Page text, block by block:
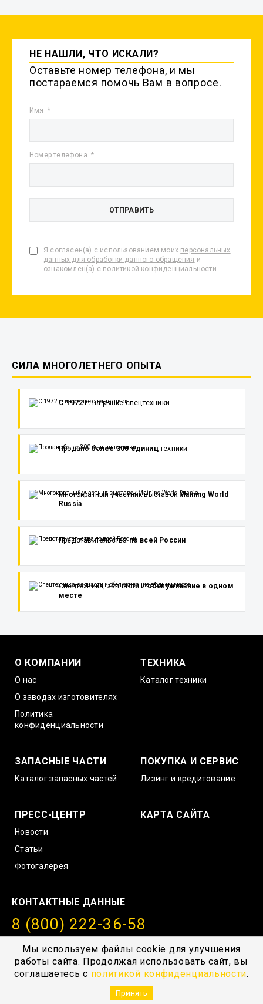
Мы используем файлы cookie для улучшения
работы сайта. Продолжая использовать сайт, вы
соглашаетесь с политикой конфиденциальности.
Принять
НЕ НАШЛИ, ЧТО ИСКАЛИ?
Оставьте номер телефона, и мы
постараемся помочь Вам в вопросе.
Имя
Номер телефона
Я согласен(а) с использованием моих персональных
данных для обработки данного обращения и
ознакомлен(а) с политикой конфиденциальности
СИЛА МНОГОЛЕТНЕГО ОПЫТА
С 1972 г.на рынке спецтехники
Проданоболее 300 едиництехники
Многократный участник выставок Maining World
Russia
Представительствапо всей России
Спецтехника, запчасти иобслуживание в одном
месте
О КОМПАНИИ
О нас
О заводах изготовителях
Политика
конфиденциальности
ТЕХНИКА
Каталог техники
ЗАПАСНЫЕ ЧАСТИ
Каталог запасных частей
ПОКУПКА И СЕРВИС
Лизинг и кредитование
ПРЕСС-ЦЕНТР
Новости
Статьи
Фотогалерея
КАРТА САЙТА
КОНТАКТНЫЕ ДАННЫЕ
8 (800) 222-36-58
info@amurstroy.su
© 2004—2026, ГК “АмурСтройТехника”, г. Хабаровск,
с.Тополево, Проезд южный 1